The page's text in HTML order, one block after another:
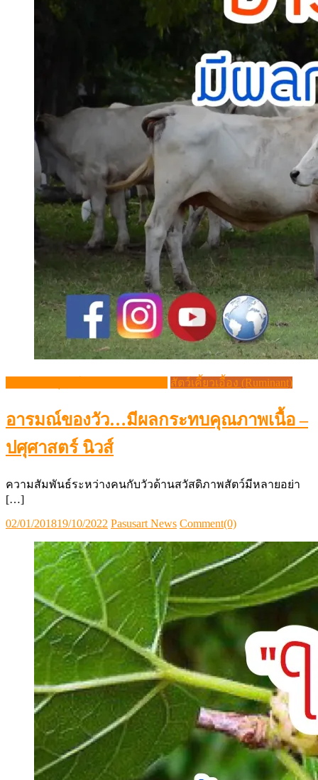
สัตว์เคี้ยวเอื้อง (Ruminant)
อารมณ์ของวัว…มีผลกระทบคุณภาพเนื้อ –
ปศุศาสตร์ นิวส์
ความสัมพันธ์ระหว่างคนกับวัวด้านสวัสดิภาพสัตว์มีหลายอย่า
[…]
Posted
02/01/201819/10/2022 Author
Pasusart News Comment(0)